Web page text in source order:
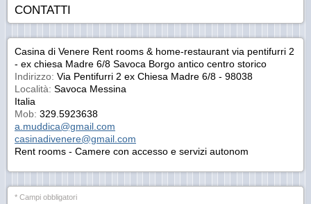
CONTATTI
Casina di Venere Rent rooms & home-restaurant via pentifurri 2
- ex chiesa Madre 6/8 Savoca Borgo antico centro storico
Indirizzo: Via Pentifurri 2 ex Chiesa Madre 6/8 - 98038
Località: Savoca Messina
Italia
Mob: 329.5923638
a.muddica@gmail.com
casinadivenere@gmail.com
Rent rooms - Camere con accesso e servizi autonom
* Campi obbligatori